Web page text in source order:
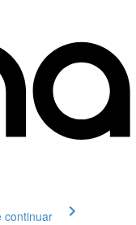
continuar